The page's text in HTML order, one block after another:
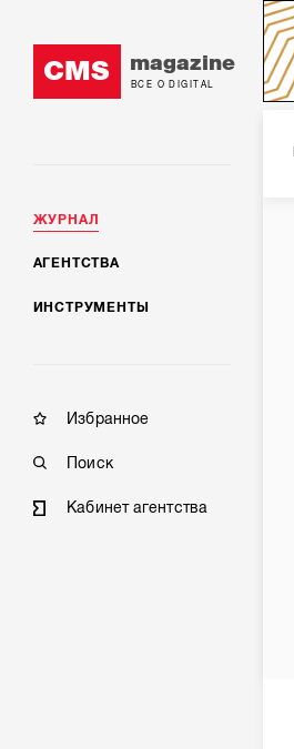
CMS magazine
ВСЕ О DIGITAL
ЖУРНАЛ
АГЕНТСТВА
ИНСТРУМЕНТЫ
Избранное
Поиск
Кабинет агентства